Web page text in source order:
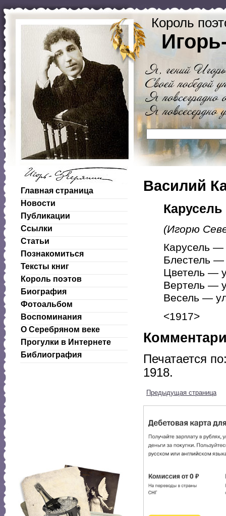
Король
Главная страница
Новости
Публикации
Ссылки
Статьи
Познакомиться
Тексты книг
Король поэтов
Биография
Фотоальбом
Воспоминания
О Серебряном веке
Прогулки в Интернете
Библиография
Василий
Карусель
(Игорю
Карусель
Блестель
Цветель —
Вертель —
Весель —
<1917>
Печатается
1918.
Предыдущая страница